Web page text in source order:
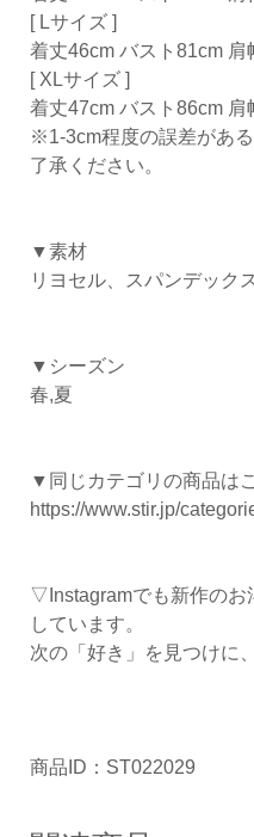
[ Lサイズ ]
着丈46cm バスト81cm
[ XLサイズ ]
着丈47cm バスト86cm 肩
※1-3cm程度の誤差があ
了承ください。
▼素材
リヨセル、スパンデックス
▼シーズン
春,夏
▼同じカテゴリの商品は
https://www.stir.jp/
▽Instagramでも新作のお
しています。
次の「好き」を見つけに
商品ID：ST022029